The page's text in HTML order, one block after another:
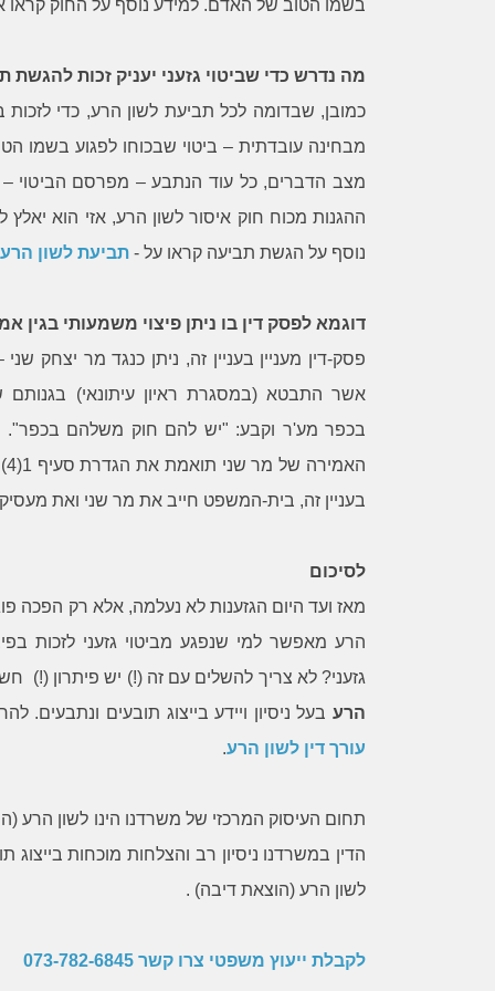
בשמו הטוב של האדם. למידע נוסף על החוק
מה נדרש כדי שביטוי גזעני יעניק זכות להגשת
כמובן, שבדומה לכל תביעת לשון הרע, כדי לזכות
מבחינה עובדתית – ביטוי שבכוחו לפגוע בשמו
מצב הדברים, כל עוד הנתבע – מפרסם הביטוי –
ההגנות מכוח חוק איסור לשון הרע, אזי הוא
נוסף על הגשת תביעה קראו על - תביעת לשון הרע
דוגמא לפסק דין בו ניתן פיצוי משמעותי בגין
פסק-דין מעניין בעניין זה, ניתן כנגד מר יצחק
אשר התבטא (במסגרת ראיון עיתונאי) בגנותם
בכפר מע'ר וקבע: "יש להם חוק משלהם בכפר".
בעניין זה, בית-המשפט חייב את מר שני ואת מעסיקתו
לסיכום
מאז ועד היום הגזענות לא נעלמה, אלא רק הפכה
הרע מאפשר למי שנפגע מביטוי גזעני לזכות
גזעני? לא צריך להשלים עם זה (!) יש פיתרון (!)
הרע בעל ניסיון ויידע בייצוג תובעים
עורך דין לשון הרע.
תחום העיסוק המרכזי של משרדנו הינו לשון הרע
הדין במשרדנו ניסיון רב והצלחות מוכחות
לשון הרע (הוצאת דיבה) .
לקבלת ייעוץ משפטי צרו קשר 073-782-6845
sharon
בעקבות מחלוקת שלא הצלחתי לפתור בדרכי
את דף ההסבר המקצועי והרהוט של עו"ד בן
קרפל, ושלחתי לו דוא"ל. עורך הדין ענה לי
הנחוצים, נתן לי עצה והסביר לי את
בחביבות רבה ואף הביע אהדה ותמיכה, ובכך
עזר לי מאוד באותה שעה של תסכול. בזכות
עצתו הטובה, פניתי שוב אל הצד השני,
לב על הסיוע האדיב, היעיל והמקצועי.
עו״ד בן קרפל,
לקבל ייעוץ
ההליך והדרך
היממה,
תודה רבה!